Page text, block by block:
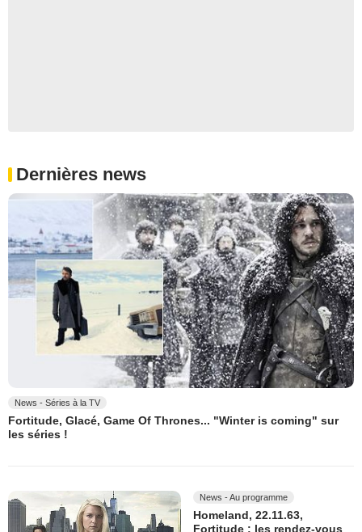
Dernières news
News - Séries à la TV
Fortitude, Glacé, Game Of Thrones... "Winter is coming" sur
les séries !
News - Au programme
Homeland, 22.11.63,
Fortitude : les rendez-vous